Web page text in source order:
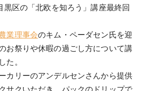
黒区の「北欧を知ろう」講座最終回
業理事会のキム・ペーダセン氏を迎
お祭りや休暇の過ごし方について講
た。
カリーのアンデルセンさんから提供
サクいただき、パックのドリップで